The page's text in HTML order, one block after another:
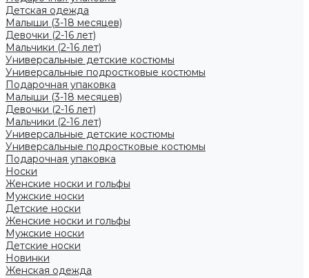
Детская одежда
Малыши (3-18 месяцев)
Девочки (2-16 лет)
Мальчики (2-16 лет)
Универсальные детские костюмы
Универсальные подростковые костюмы
Подарочная упаковка
Малыши (3-18 месяцев)
Девочки (2-16 лет)
Мальчики (2-16 лет)
Универсальные детские костюмы
Универсальные подростковые костюмы
Подарочная упаковка
Носки
Женские носки и гольфы
Мужские носки
Детские носки
Женские носки и гольфы
Мужские носки
Детские носки
Новинки
Женская одежда